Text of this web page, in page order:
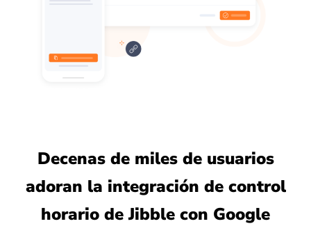
Decenas de miles de usuarios
adoran la integración de control
horario de Jibble con Google